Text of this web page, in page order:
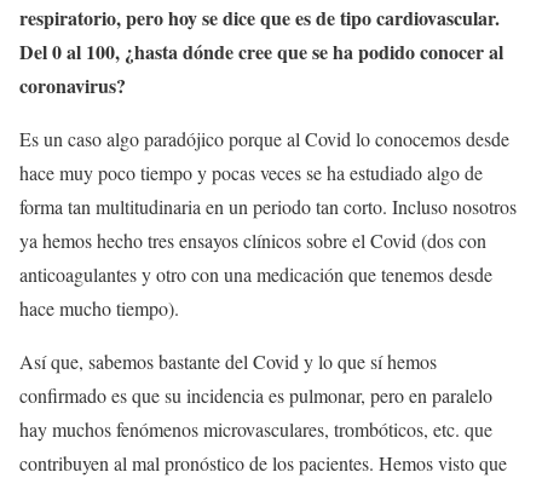
respiratorio, pero hoy se dice que es de tipo cardiovascular.
Del 0 al 100, ¿hasta dónde cree que se ha podido conocer al
coronavirus?
Es un caso algo paradójico porque al Covid lo conocemos desde
hace muy poco tiempo y pocas veces se ha estudiado algo de
forma tan multitudinaria en un periodo tan corto. Incluso nosotros
ya hemos hecho tres ensayos clínicos sobre el Covid (dos con
anticoagulantes y otro con una medicación que tenemos desde
hace mucho tiempo).
Así que, sabemos bastante del Covid y lo que sí hemos
confirmado es que su incidencia es pulmonar, pero en paralelo
hay muchos fenómenos microvasculares, trombóticos, etc. que
contribuyen al mal pronóstico de los pacientes. Hemos visto que